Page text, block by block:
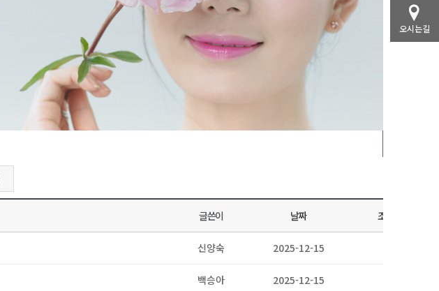
오시는길
글쓴이 날짜 조회
신양숙 2025-12-15
백승아 2025-12-15